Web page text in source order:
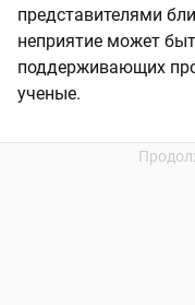
представителями
неприятие может
поддерживающих
ученые.